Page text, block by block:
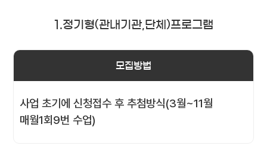
1.정기형(관내기관,단체)프로그램
모집방법
사업 초기에 신청접수 후 추첨방식(3월~11월
매월1회9번 수업)